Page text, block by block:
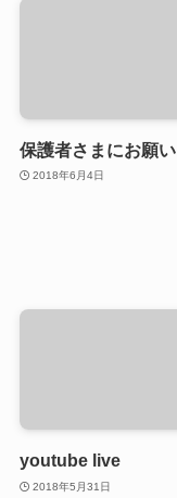
保護者さまにお願い
2018年6月4日
youtube live
2018年5月31日